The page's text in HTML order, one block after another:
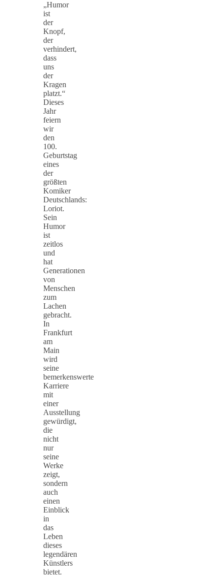
„Humor
ist
der
Knopf,
der
verhindert,
dass
uns
der
Kragen
platzt.“
Dieses
Jahr
feiern
wir
den
100.
Geburtstag
eines
der
größten
Komiker
Deutschlands:
Loriot.
Sein
Humor
ist
zeitlos
und
hat
Generationen
von
Menschen
zum
Lachen
gebracht.
In
Frankfurt
am
Main
wird
seine
bemerkenswerte
Karriere
mit
einer
Ausstellung
gewürdigt,
die
nicht
nur
seine
Werke
zeigt,
sondern
auch
einen
Einblick
in
das
Leben
dieses
legendären
Künstlers
bietet.